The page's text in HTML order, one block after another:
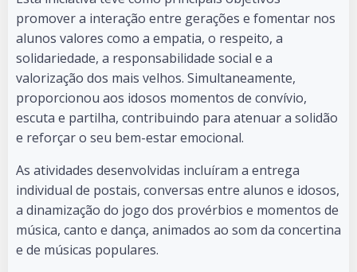
promover a interação entre gerações e fomentar nos
alunos valores como a empatia, o respeito, a
solidariedade, a responsabilidade social e a
valorização dos mais velhos. Simultaneamente,
proporcionou aos idosos momentos de convívio,
escuta e partilha, contribuindo para atenuar a solidão
e reforçar o seu bem-estar emocional.
As atividades desenvolvidas incluíram a entrega
individual de postais, conversas entre alunos e idosos,
a dinamização do jogo dos provérbios e momentos de
música, canto e dança, animados ao som da concertina
e de músicas populares.